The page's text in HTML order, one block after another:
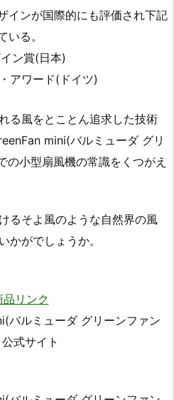
インが国際的にも評価され下記
る。
ン賞(日本)
アワード(ドイツ)
る風をとことん追求した技術
mini(バルミューダ グリ
の小型扇風機の常識をくつがえ
るそよ風のような自然界の風
かがでしょうか。
バルミューダ グリーンファン
式サイト